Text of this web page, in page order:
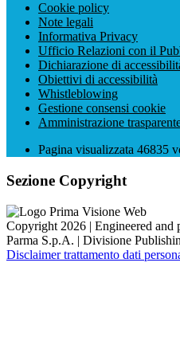
Cookie policy
Note legali
Informativa Privacy
Ufficio Relazioni con il
Dichiarazione di
Obiettivi di accessibilità
Whistleblowing
Gestione consensi cookie
Amministrazione
Pagina visualizzata 46835
Sezione Copyright
Copyright 2026 | Engineered and
Parma S.p.A. | Divisione
Disclaimer trattamento dati